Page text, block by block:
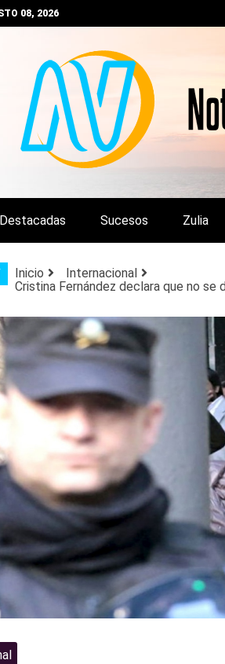
08, 2026
DEL ZULIA,
Destacadas Sucesos Zulia
Inicio
Internacional
Cristina Fernández declara que no se